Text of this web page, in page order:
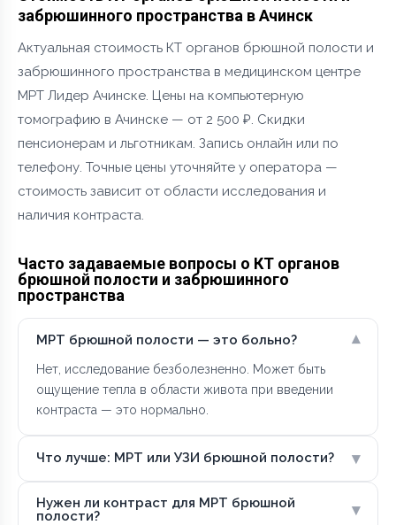
забрюшинного пространства в Ачинск
Актуальная стоимость КТ органов брюшной полости и
забрюшинного пространства в медицинском центре
МРТ Лидер Ачинске. Цены на компьютерную
томографию в Ачинске — от 2 500 ₽. Скидки
пенсионерам и льготникам. Запись онлайн или по
телефону. Точные цены уточняйте у оператора —
стоимость зависит от области исследования и
наличия контраста.
Часто задаваемые вопросы о КТ органов
брюшной полости и забрюшинного
пространства
МРТ брюшной полости — это больно? ▾
Нет, исследование безболезненно. Может быть
ощущение тепла в области живота при введении
контраста — это нормально.
Что лучше: МРТ или УЗИ брюшной полости? ▾
Нужен ли контраст для МРТ брюшной
полости?
▾